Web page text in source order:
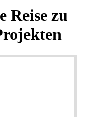
Reise zu